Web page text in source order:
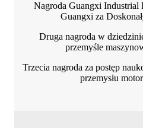
Nagroda Guangxi Industrial
Guangxi za
Druga nagroda w
przemyśle
Trzecia nagroda za postęp
przemysłu